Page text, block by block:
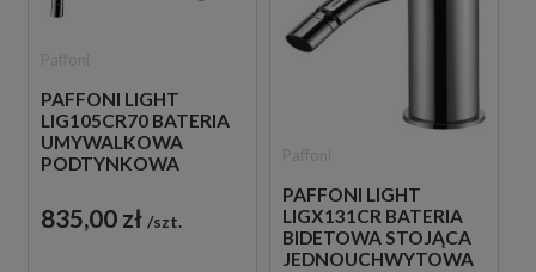
PAFFONI LIGHT
LIG105CR70 BATERIA
UMYWALKOWA
PODTYNKOWA
CHROM
835,00 zł szt.
PAFFONI LIGHT
LIGX131CR BATERIA
BIDETOWA STOJĄCA
JEDNOUCHWYTOWA